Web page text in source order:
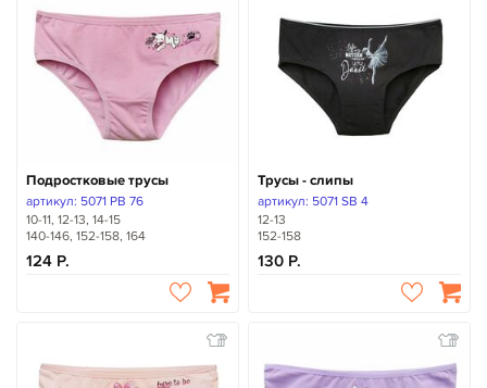
Подростковые трусы
артикул: 5071 PB 76
10-11, 12-13, 14-15
140-146, 152-158, 164
124
Трусы - слипы
артикул: 5071 SB 4
12-13
152-158
130